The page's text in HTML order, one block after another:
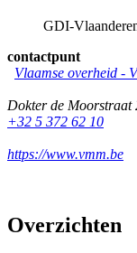
GDI-
contactpunt
Vlaamse overheid -
Dokter de Moorstraat
+32 5 372 62 10
https://www.vmm.be
Overzichten